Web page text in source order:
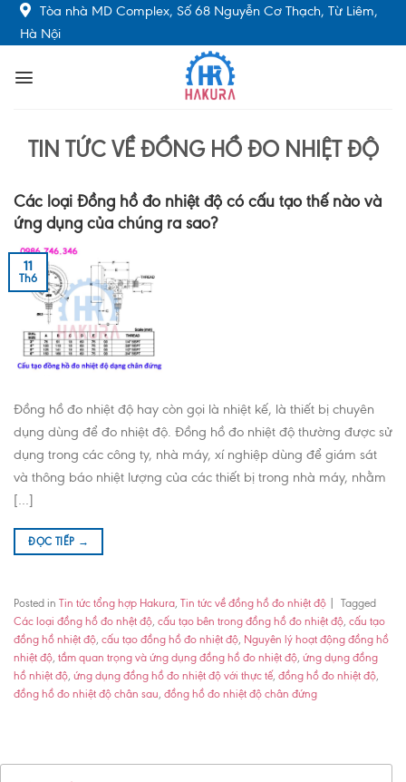
Skip
Tòa nhà MD Complex, Số 68 Nguyễn Cơ Thạch, Từ Liêm,
Hà Nội
TIN TỨC VỀ ĐỒNG HỒ ĐO NHIỆT ĐỘ
Các loại Đồng hồ đo nhiệt độ có cấu tạo thế nào và
ứng dụng của chúng ra sao?
11
Th6
Đồng hồ đo nhiệt độ hay còn gọi là nhiệt kế, là thiết bị chuyên
dụng dùng để đo nhiệt độ. Đồng hồ đo nhiệt độ thường được sử
dụng trong các công ty, nhà máy, xí nghiệp dùng để giám sát
và thông báo nhiệt lượng của các thiết bị trong nhà máy, nhằm
[…]
ĐỌC TIẾP →
Posted in Tin tức tổng hợp Hakura Tin tức về đồng hồ đo nhiệt độ
Tagged
Các loại đồng hồ đo nhệt độ cấu tạo bên trong đồng hồ đo nhiệt độ cấu tạo
đồng hồ nhiệt độ cấu tạo đồng hồ đo nhiệt độ Nguyên lý hoạt động đồng hồ
nhiệt độ tầm quan trọng và ứng dụng đồng hồ đo nhiệt độ ứng dụng đồng
hồ nhiệt độ ứng dụng đồng hồ đo nhiệt độ với thực tế đồng hồ đo nhiệt độ
đồng hồ đo nhiệt độ chân sau đồng hồ đo nhiệt độ chân đứng